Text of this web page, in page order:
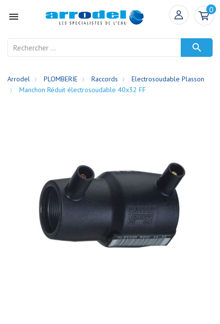

0

Arrodel PLOMBERIE Raccords
Electrosoudable Plasson
Manchon Réduit électrosoudable 40x32 FF